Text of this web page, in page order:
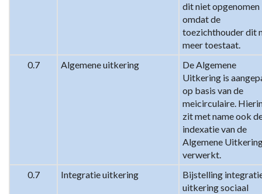
dit niet opgenomen
omdat de
toezichthouder dit
meer toestaat.
0.7
Algemene uitkering
De Algemene
Uitkering is
op basis van de
meicirculaire.
zit met name ook
indexatie van de
Algemene
verwerkt.
0.7
Integratie uitkering
Bijstelling
uitkering sociaal